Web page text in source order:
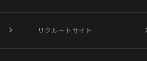
リクルートサイト